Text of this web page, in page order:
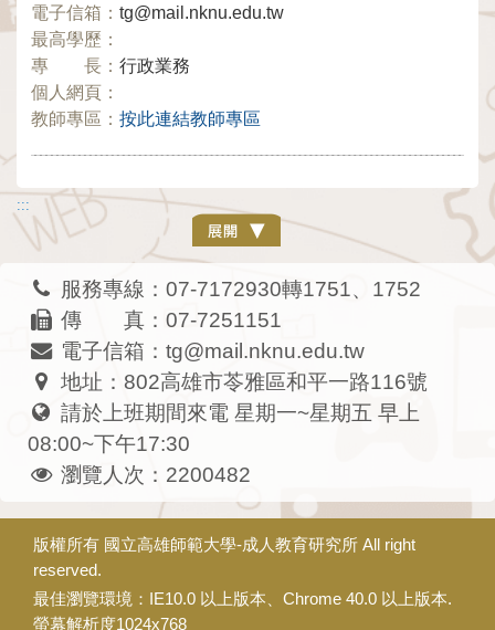
電子信箱： tg@mail.nknu.edu.tw
最高學歷：
專 長： 行政業務
個人網頁：
教師專區： 按此連結教師專區
:::
服務專線：07-7172930轉1751、1752
傳 真：07-7251151
電子信箱：tg@mail.nknu.edu.tw
地址：802高雄市苓雅區和平一路116號
請於上班期間來電 星期一~星期五 早上
08:00~下午17:30
瀏覽人次：2200482
版權所有 國立高雄師範大學-成人教育研究所 All right
reserved.
最佳瀏覽環境：IE10.0 以上版本、Chrome 40.0 以上版本.
螢幕解析度1024x768